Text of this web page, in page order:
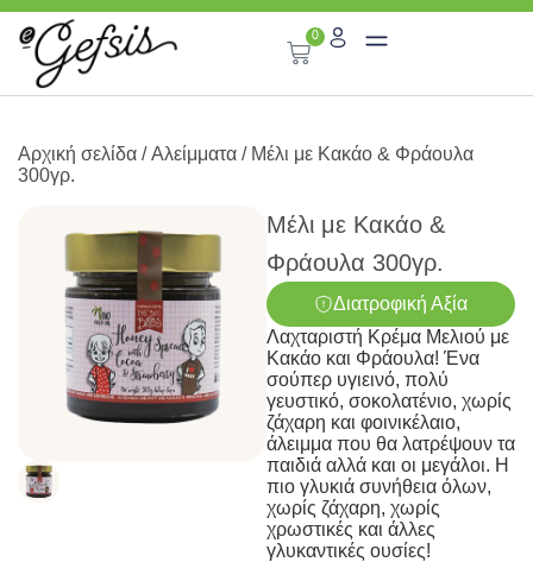
0
Αρχική σελίδα /Αλείμματα / Μέλι με Κακάο & Φράουλα
300γρ.
Μέλι με Κακάο &
Φράουλα 300γρ.
Διατροφική Αξία
Λαχταριστή Κρέμα Μελιού με
Κακάο και Φράουλα! Ένα
σούπερ υγιεινό, πολύ
γευστικό, σοκολατένιο, χωρίς
ζάχαρη και φοινικέλαιο,
άλειμμα που θα λατρέψουν τα
παιδιά αλλά και οι μεγάλοι. Η
πιο γλυκιά συνήθεια όλων,
χωρίς ζάχαρη, χωρίς
χρωστικές και άλλες
γλυκαντικές ουσίες!